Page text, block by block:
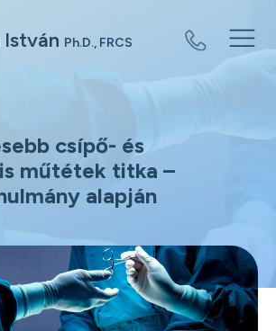
István Ph.D., FRCS
csípő- és
műtétek titka –
alapján